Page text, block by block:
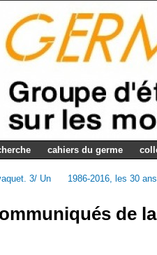
cahiers du germe
3/ Un
1986-2016, les 30
de